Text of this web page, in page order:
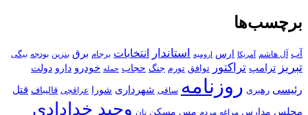
برچسب‌ها
آب آل هاشم آمریکا ارس ارومیه استاندار انتخابات برجام برق بنزین بودجه بیگی
تبریز ترامپ تراکتور توافق تورم جنگ حجاب حمله خودرو دارو دولت
رئیسی رهبری روزنامه ساقی شهرداری شورا عراقچی قالیباف قتل
مجلس مدارس مراغه مردم مس مسکن نان وحید خدادادی